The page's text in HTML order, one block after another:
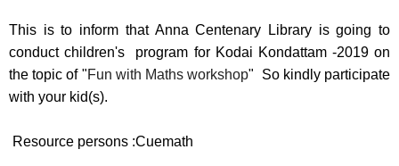
This is to inform that Anna Centenary Library is going to
conduct children's program for Kodai Kondattam -2019 on
the topic of "Fun with Maths workshop" So kindly participate
with your kid(s).
Resource persons :Cuemath